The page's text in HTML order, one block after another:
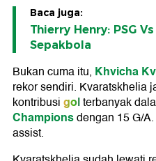
Baca juga:
Thierry Henry: PSG
Sepakbola
Bukan cuma itu, Khvicha
rekor sendiri. Kvaratskhelia
kontribusigolterbanyak
Championsdengan 15 G/
assist.